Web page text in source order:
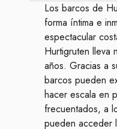
Los barcos de
forma íntima e
espectacular
Hurtigruten lleva
años. Gracias a
barcos pueden
hacer escala en
frecuentados, a
pueden acceder